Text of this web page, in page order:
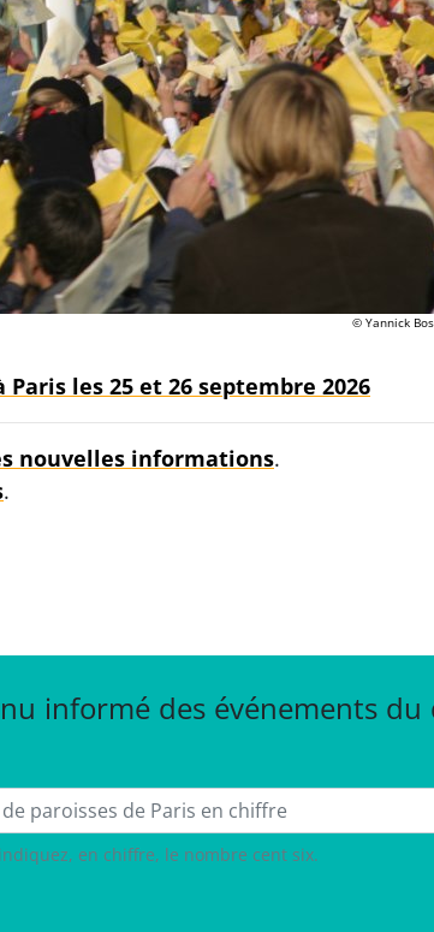
© Yannick
les 25 et 26 septembre 2026
nouvelles informations.
.
informé des événements du
paroisses
en chiffre, le nombre cent six.